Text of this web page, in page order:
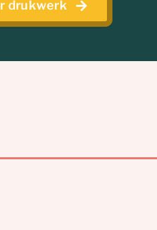
drukwerk